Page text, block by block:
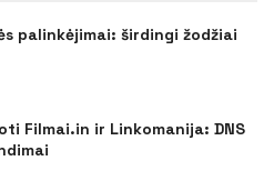
palinkėjimai: širdingi žodžiai
Filmai.in ir Linkomanija: DNS